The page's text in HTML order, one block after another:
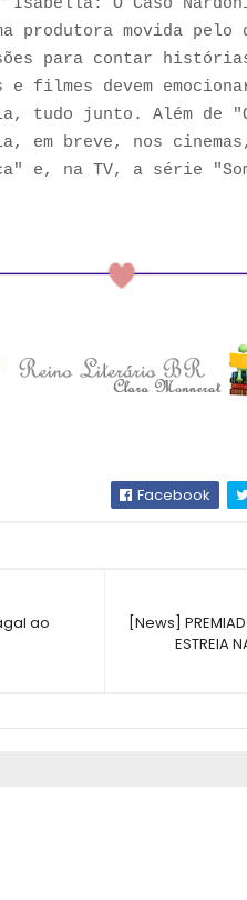
“Isabella: O Caso
produtora movida
para contar
e filmes devem
tudo junto. Além de
breve, nos
e, na TV, a série
Facebook
[News]
ESTREIA
ao